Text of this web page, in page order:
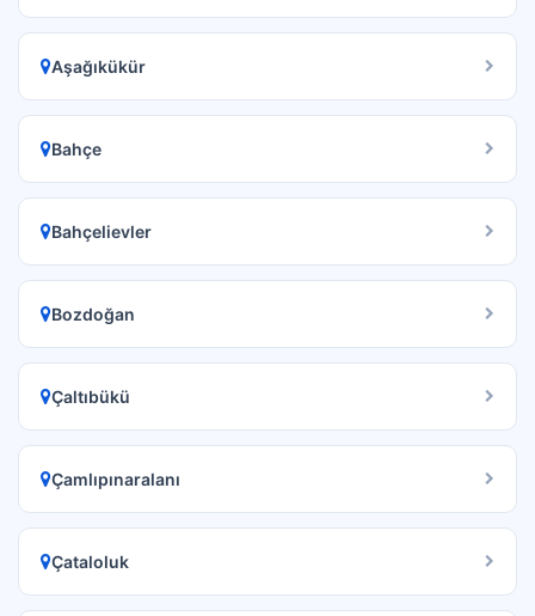
Aşağıkükür
Bahçe
Bahçelievler
Bozdoğan
Çaltıbükü
Çamlıpınaralanı
Çataloluk